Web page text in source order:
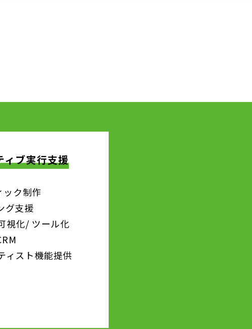
ィブ実行支援
ック制作
グ支援
視化/ ツール化
ィスト機能提供